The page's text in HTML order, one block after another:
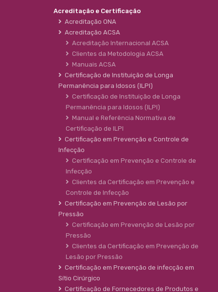
Acreditação e Certificação
Acreditação ONA
Acreditação ACSA
Acreditação Internacional ACSA
Clientes da Metodologia ACSA
Manuais ACSA
Certificação de Instituição de Longa
Permanência para Idosos (ILPI)
Certificação de Instituição de Longa
Permanência para Idosos (ILPI)
Manual e Referência Normativa de
Certificação de ILPI
Certificação em Prevenção e Controle de
Infecção
Certificação em Prevenção e Controle de
Infecção
Clientes da Certificação em Prevenção e
Controle de Infecção
Certificação em Prevenção de Lesão por
Pressão
Certificação em Prevenção de Lesão por
Pressão
Clientes da Certificação em Prevenção de
Lesão por Pressão
Certificação em Prevenção de infecção em
Sítio Cirúrgico
Certificação de Fornecedores de Produtos e